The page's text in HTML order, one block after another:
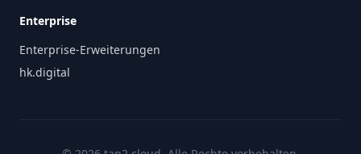
Enterprise
Enterprise-Erweiterungen
hk.digital